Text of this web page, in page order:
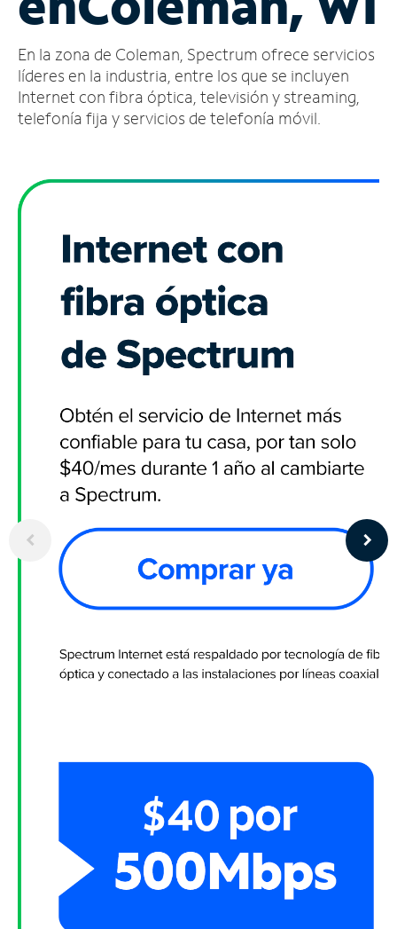
cuenta
Encuentra
una
tienda
En la zona de Coleman, Spectrum ofrece servicios
líderes en la industria, entre los que se incluyen
Internet con fibra óptica, televisión y streaming,
telefonía fija y servicios de telefonía móvil.